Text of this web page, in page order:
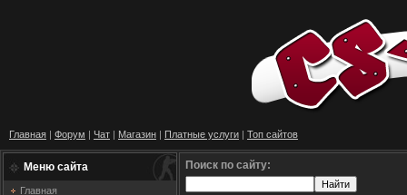
Главная | Форум | Чат | Магазин | Платные услуги | Топ сайтов
Меню сайта
Главная
Поиск по сайту: